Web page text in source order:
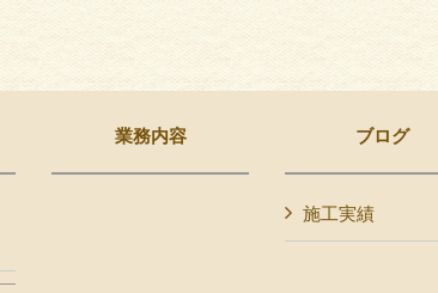
業務内容 ブログ
施工実績